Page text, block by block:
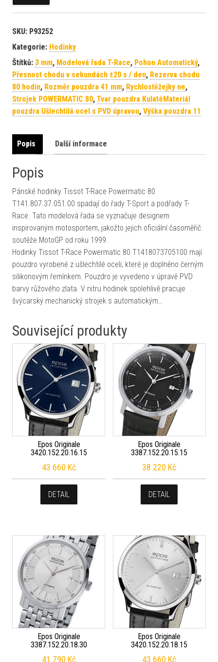
SKU: P93252
Kategorie: Hodinky
Štítků: 3 mm, Modelová řada T-Race, Pohon Automatický,
Přesnost chodu v sekundách ±20 s / den, Rezerva chodu
80 hodin, Rozměr pouzdra 41 mm, Rychlostěžejky ne,
Strojek POWERMATIC 80, Tvar pouzdra KulatéMateriál
pouzdra Ušlechtilá ocel s PVD úpravou, Výška pouzdra 11
Popis Další informace
Popis
Pánské hodinky Tissot T-Race Powermatic 80
T141.807.37.051.00 spadají do řady T-Sport a podřady T-
Race. Tato modelová řada se vyznačuje designem
inspirovaným motosportem, jakožto jejich oficiální časoměřič
soutěže MotoGP od roku 1999.
Hodinky Tissot T-Race Powermatic 80 T1418073705100 mají
pouzdro vyrobené z ušlechtilé oceli, které je doplněno černým
silikonovým řemínkem. Pouzdro je vyvedeno v úpravě PVD
barvy růžového zlata. V nitru hodinek spolehlivě pracuje
švýcarský mechanický strojek s automatickým…
Související produkty
Epos Originale
3420.152.20.16.15
43 660 Kč
DETAIL
Epos Originale
3387.152.20.15.15
38 220 Kč
DETAIL
Epos Originale
3387.152.20.18.30
41 790 Kč
Epos Originale
3420.152.20.18.15
43 660 Kč